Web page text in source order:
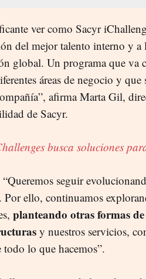
ver como Sacyr
del mejor talento interno y a
global. Un programa que va
áreas de negocio y
afirmaMarta Gil,
de Sacyr.
busca soluciones
Queremos seguir
Por ello, continuamos
planteando otras formas
y nuestros servicios,
todo lo que hacemos”.